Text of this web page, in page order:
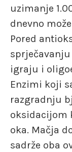
uzimanje
dnevno
Pored
igraju i
Enzimi koji
razgradnju
oksidacijom
oka. Mačja
sadrže oba